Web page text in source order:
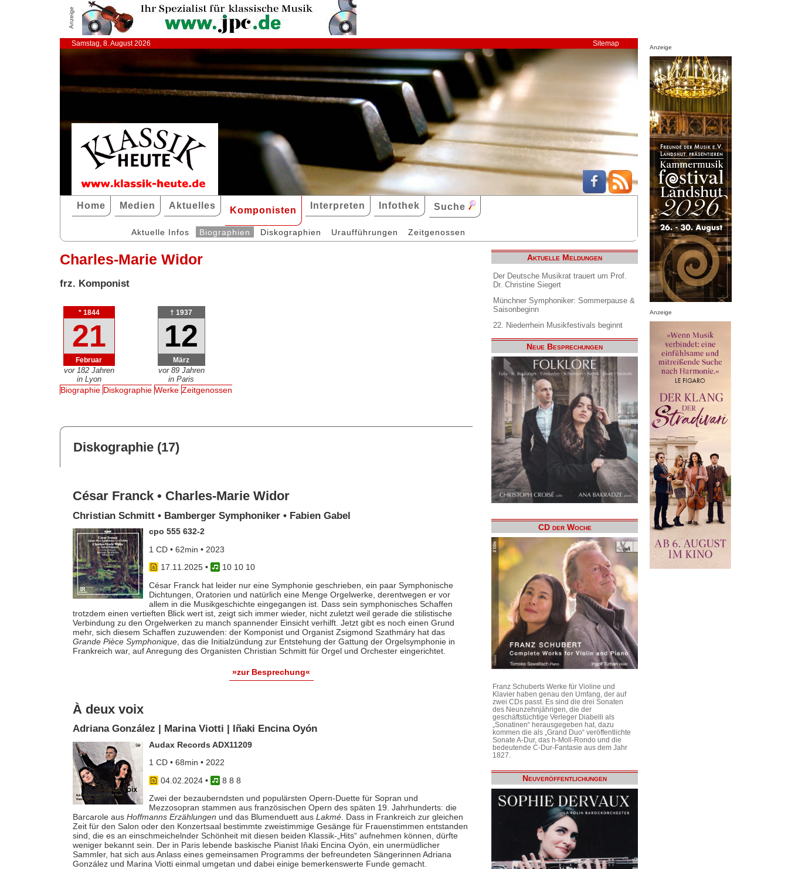
Anzeige
Samstag, 8. August 2026 Sitemap
Home Medien Aktuelles Komponisten Interpreten Infothek Suche
Aktuelle Infos Biographien Diskographien Uraufführungen Zeitgenossen
Charles-Marie Widor
frz. Komponist
* 1844
21
Februar
vor 182 Jahren
in Lyon
† 1937
12
März
vor 89 Jahren
in Paris
Biographie Diskographie Werke Zeitgenossen
Diskographie (17)
César Franck • Charles-Marie Widor
Christian Schmitt • Bamberger Symphoniker • Fabien Gabel
cpo 555 632-2
1 CD • 62min • 2023
17.11.2025•
10 10 10
César Franck hat leider nur eine Symphonie geschrieben, ein paar Symphonische
Dichtungen, Oratorien und natürlich eine Menge Orgelwerke, derentwegen er vor
allem in die Musikgeschichte eingegangen ist. Dass sein symphonisches Schaffen
trotzdem einen vertieften Blick wert ist, zeigt sich immer wieder, nicht zuletzt weil gerade die stilistische
Verbindung zu den Orgelwerken zu manch spannender Einsicht verhilft. Jetzt gibt es noch einen Grund
mehr, sich diesem Schaffen zuzuwenden: der Komponist und Organist Zsigmond Szathmáry hat das
Grande Pièce Symphonique, das die Initialzündung zur Entstehung der Gattung der Orgelsymphonie in
Frankreich war, auf Anregung des Organisten Christian Schmitt für Orgel und Orchester eingerichtet.
»zur Besprechung«
À deux voix
Adriana González | Marina Viotti | Iñaki Encina Oyón
Audax Records ADX11209
1 CD • 68min • 2022
04.02.2024•
8 8 8
Zwei der bezauberndsten und populärsten Opern-Duette für Sopran und
Mezzosopran stammen aus französischen Opern des späten 19. Jahrhunderts: die
Barcarole aus Hoffmanns Erzählungen und das Blumenduett aus Lakmé. Dass in Frankreich zur gleichen
Zeit für den Salon oder den Konzertsaal bestimmte zweistimmige Gesänge für Frauenstimmen entstanden
sind, die es an einschmeichelnder Schönheit mit diesen beiden Klassik-„Hits“ aufnehmen können, dürfte
weniger bekannt sein. Der in Paris lebende baskische Pianist Iñaki Encina Oyón, ein unermüdlicher
Sammler, hat sich aus Anlass eines gemeinsamen Programms der befreundeten Sängerinnen Adriana
González und Marina Viotti einmal umgetan und dabei einige bemerkenswerte Funde gemacht.
Aktuelle Meldungen
Der Deutsche Musikrat trauert um Prof.
Dr. Christine Siegert
Münchner Symphoniker: Sommerpause &
Saisonbeginn
22. Niederrhein Musikfestivals beginnt
Neue Besprechungen
CD der Woche
Franz Schuberts Werke für Violine und
Klavier haben genau den Umfang, der auf
zwei CDs passt. Es sind die drei Sonaten
des Neunzehnjährigen, die der
geschäftstüchtige Verleger Diabelli als
„Sonatinen“ herausgegeben hat, dazu
kommen die als „Grand Duo“ veröffentlichte
Sonate A-Dur, das h-Moll-Rondo und die
bedeutende C-Dur-Fantasie aus dem Jahr
1827.
Neuveröffentlichungen
Anzeige
Anzeige